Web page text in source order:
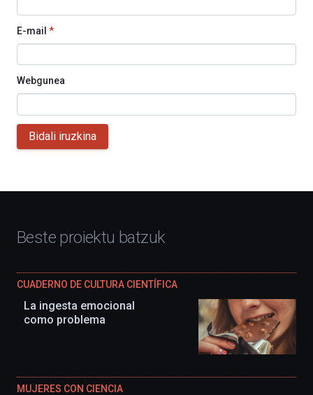
E-mail *
Webgunea
Bidali iruzkina
Beste proiektu batzuk
CUADERNO DE CULTURA CIENTÍFICA
La ingesta emocional
como problema
MUJERES CON CIENCIA